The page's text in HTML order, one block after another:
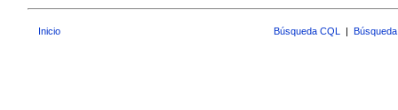
Inicio Búsqueda CQL |